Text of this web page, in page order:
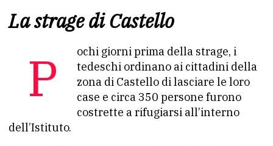
La strage di Castello
Pochi giorni prima della strage, i
tedeschi ordinano ai cittadini della
zona di Castello di lasciare le loro
case e circa 350 persone furono
costrette a rifugiarsi all’interno
dell’Istituto.